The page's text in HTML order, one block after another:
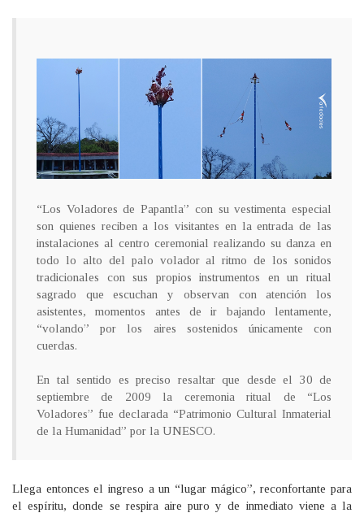
“Los Voladores de Papantla” con su vestimenta especial
son quienes reciben a los visitantes en la entrada de las
instalaciones al centro ceremonial realizando su danza en
todo lo alto del palo volador al ritmo de los sonidos
tradicionales con sus propios instrumentos en un ritual
sagrado que escuchan y observan con atención los
asistentes, momentos antes de ir bajando lentamente,
“volando” por los aires sostenidos únicamente con
cuerdas.
En tal sentido es preciso resaltar que desde el 30 de
septiembre de 2009 la ceremonia ritual de “Los
Voladores” fue declarada “Patrimonio Cultural Inmaterial
de la Humanidad” por la UNESCO.
Llega entonces el ingreso a un “lugar mágico”, reconfortante para
el espíritu, donde se respira aire puro y de inmediato viene a la